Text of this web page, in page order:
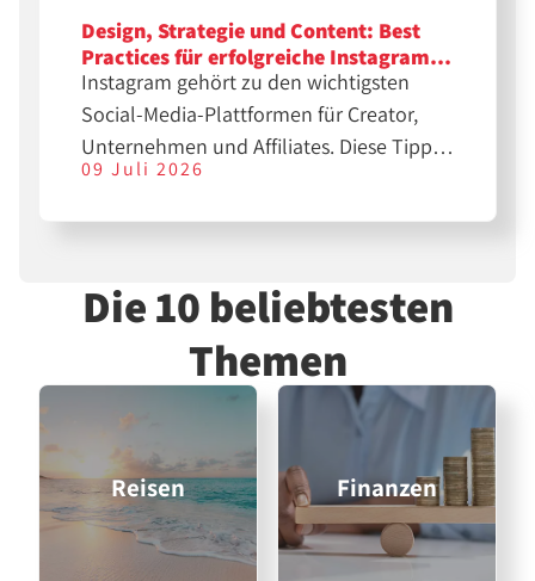
Design, Strategie und Content: Best
Practices für erfolgreiche Instagram-
Feeds
Instagram gehört zu den wichtigsten
Social-Media-Plattformen für Creator,
Unternehmen und Affiliates. Diese Tipps
helfen dir bei der Erstellung
09 Juli 2026
Die 10 beliebtesten
Themen
Reisen Finanzen